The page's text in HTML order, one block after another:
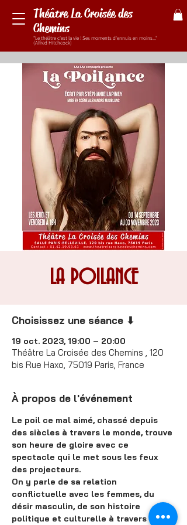
Théâtre La Croisée des
Chemins
"Le théâtre c'est la vie ! Ses moments d'ennuis en moins..."
(Alfred Hitchcock)
LA POILANCE
Choisissez une séance ⬇
19 oct. 2023, 19:00 – 20:00
Théâtre La Croisée des Chemins , 120
bis Rue Haxo, 75019 Paris, France
À propos de l'événement
Le poil ce mal aimé, chassé depuis
des siècles à travers le monde, trouve
son heure de gloire avec ce
spectacle qui le met sous les feux
des projecteurs.
On y parle de sa relation
conflictuelle avec les femmes, du
désir masculin, de son histoire
politique et culturelle à travers les